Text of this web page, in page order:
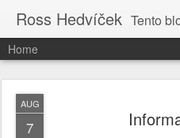
Ross Hedvíček Tento blog uveřejňuje články
Home
AUG
7